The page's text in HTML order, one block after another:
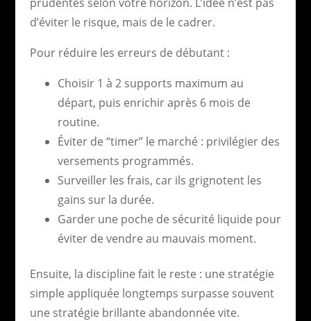
d’éviter le risque, mais de le cadrer.
Pour réduire les erreurs de débutant :
Choisir 1 à 2 supports maximum au
départ, puis enrichir après 6 mois de
routine.
Éviter de “timer” le marché : privilégier des
versements programmés.
Surveiller les frais, car ils grignotent les
gains sur la durée.
Garder une poche de sécurité liquide pour
éviter de vendre au mauvais moment.
Ensuite, la discipline fait le reste : une stratégie
simple appliquée longtemps surpasse souvent
une stratégie brillante abandonnée vite.